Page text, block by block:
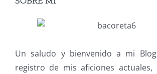
Un saludo y bienvenido a mi
registro de mis aficiones